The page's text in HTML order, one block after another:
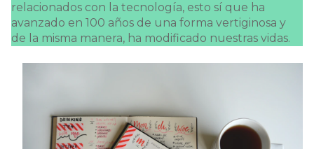
relacionados con la tecnología, esto sí que ha
avanzado en 100 años de una forma vertiginosa y
de la misma manera, ha modificado nuestras vidas.